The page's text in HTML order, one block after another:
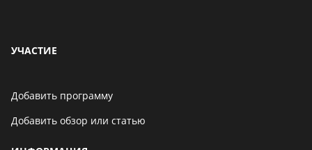
УЧАСТИЕ
Добавить программу
Добавить обзор или статью